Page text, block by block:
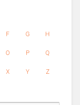
F G H
O P Q
X Y Z